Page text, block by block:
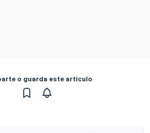
o guarda este artículo